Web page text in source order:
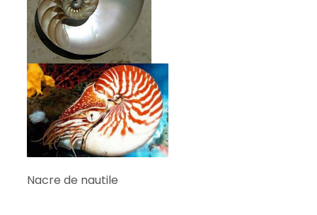
Nacre de nautile